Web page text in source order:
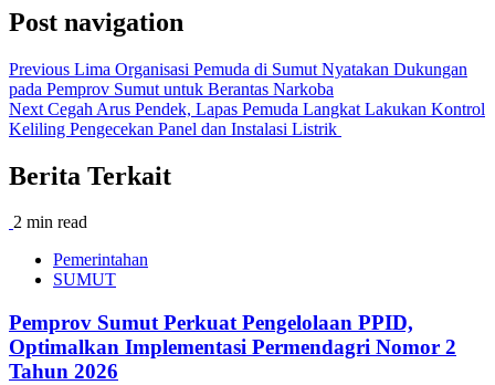
Post navigation
Previous Lima Organisasi Pemuda di Sumut Nyatakan Dukungan
pada Pemprov Sumut untuk Berantas Narkoba
Next Cegah Arus Pendek, Lapas Pemuda Langkat Lakukan Kontrol
Keliling Pengecekan Panel dan Instalasi Listrik
Berita Terkait
2 min read
Pemerintahan
SUMUT
Pemprov Sumut Perkuat Pengelolaan PPID,
Optimalkan Implementasi Permendagri Nomor 2
Tahun 2026